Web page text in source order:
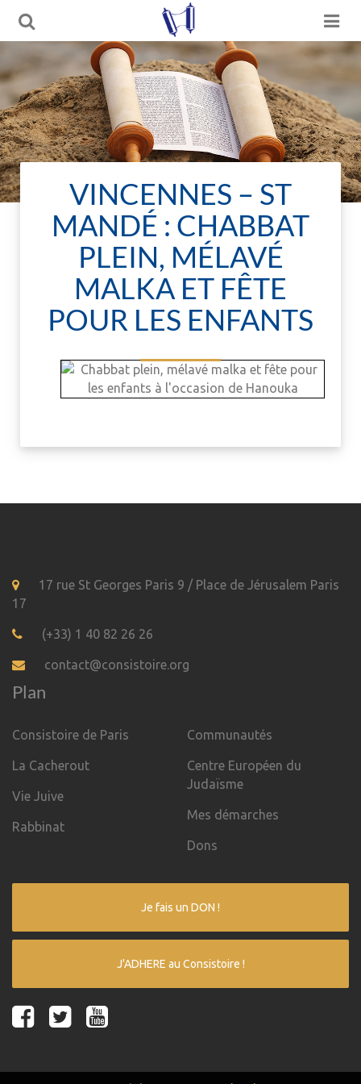
VINCENNES – ST
MANDÉ : CHABBAT
PLEIN, MÉLAVÉ
MALKA ET FÊTE
POUR LES ENFANTS
17 rue St Georges Paris 9 / Place de Jérusalem Paris
17
(+33) 1 40 82 26 26
contact@consistoire.org
Plan
Consistoire de Paris
La Cacherout
Vie Juive
Rabbinat
Communautés
Centre Européen du
Judaïsme
Mes démarches
Dons
Je fais un DON !
J'ADHERE au Consistoire !